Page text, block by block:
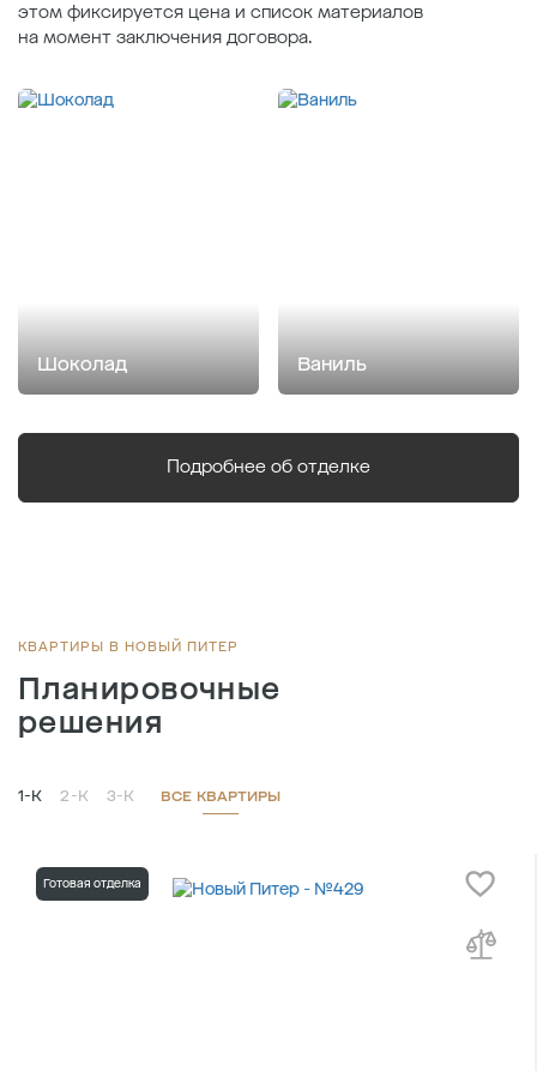
этом фиксируется цена и список материалов
на момент заключения договора.
Шоколад Ваниль
Подробнее об отделке
КВАРТИРЫ В НОВЫЙ ПИТЕР
Планировочные
решения
1-К 2-К 3-К ВСЕ КВАРТИРЫ
Готовая отделка